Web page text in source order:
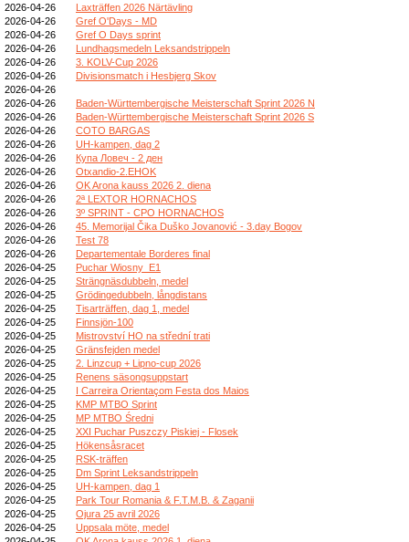
2026-04-26
Laxträffen 2026 Närtävling
2026-04-26
Gref O'Days - MD
2026-04-26
Gref O Days sprint
2026-04-26
Lundhagsmedeln Leksandstrippeln
2026-04-26
3. KOLV-Cup 2026
2026-04-26
Divisionsmatch i Hesbjerg Skov
2026-04-26
2026-04-26
Baden-Württembergische Meisterschaft Sprint 2026 N
2026-04-26
Baden-Württembergische Meisterschaft Sprint 2026 S
2026-04-26
COTO BARGAS
2026-04-26
UH-kampen, dag 2
2026-04-26
Купа Ловеч - 2 ден
2026-04-26
Otxandio-2.EHOK
2026-04-26
OK Arona kauss 2026 2. diena
2026-04-26
2ª LEXTOR HORNACHOS
2026-04-26
3º SPRINT - CPO HORNACHOS
2026-04-26
45. Memorijal Čika Duško Jovanović - 3.day Bogov
2026-04-26
Test 78
2026-04-26
Departementale Borderes final
2026-04-25
Puchar Wiosny_E1
2026-04-25
Strängnäsdubbeln, medel
2026-04-25
Grödingedubbeln, långdistans
2026-04-25
Tisarträffen, dag 1, medel
2026-04-25
Finnsjön-100
2026-04-25
Mistrovství HO na střední trati
2026-04-25
Gränsfejden medel
2026-04-25
2. Linzcup + Lipno-cup 2026
2026-04-25
Renens säsongsuppstart
2026-04-25
I Carreira Orientaçom Festa dos Maios
2026-04-25
KMP MTBO Sprint
2026-04-25
MP MTBO Średni
2026-04-25
XXI Puchar Puszczy Piskiej - Flosek
2026-04-25
Hökensåsracet
2026-04-25
RSK-träffen
2026-04-25
Dm Sprint Leksandstrippeln
2026-04-25
UH-kampen, dag 1
2026-04-25
Park Tour Romania & F.T.M.B. & Zaganii
2026-04-25
Ojura 25 avril 2026
2026-04-25
Uppsala möte, medel